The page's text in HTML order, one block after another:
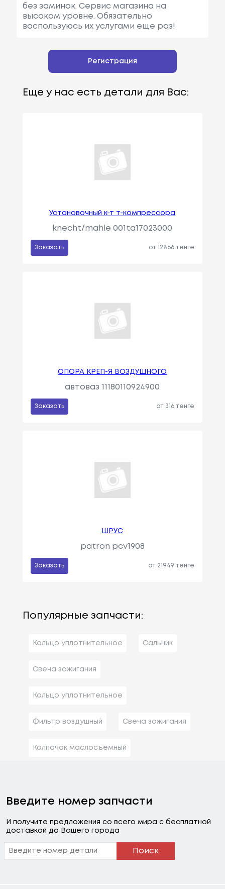
без заминок. Сервис магазина на
высоком уровне. Обязательно
воспользуюсь их услугами еще раз!
Регистрация
Еще у нас есть детали для Вас:
Установочный к-т т-компрессора
knecht/mahle 001ta17023000
Заказать от 12866 тенге
OПOPA KPEП-Я BOЗДУШHOГO
автоваз 11180110924900
Заказать от 316 тенге
ШРУС
patron pcv1908
Заказать от 21949 тенге
Популярные запчасти:
Кольцо уплотнительное Сальник
Свеча зажигания
Кольцо уплотнительное
Фильтр воздушный Свеча зажигания
Колпачок маслосъемный
Введите номер запчасти
И получите предложения со всего мира с бесплатной
доставкой до Вашего города
Поиск